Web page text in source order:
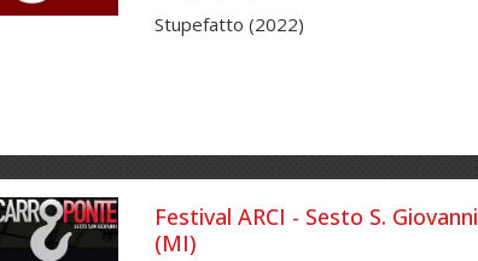
Stupefatto (2022)
Festival ARCI - Sesto S. Giovanni
(MI)